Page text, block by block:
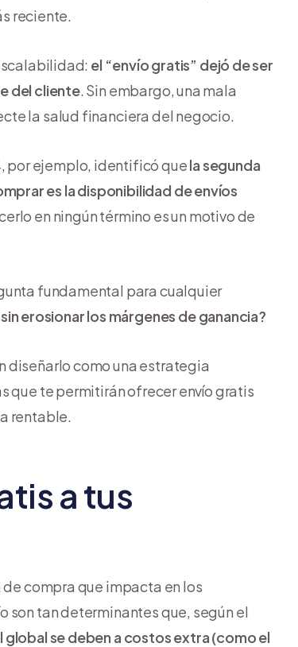
reciente.
el “envío gratis” dejó de ser
del cliente. Sin embargo, una mala
la salud financiera del negocio.
por ejemplo, identificó quela segunda
es la disponibilidad de envíos
en ningún término es un motivo de
fundamental para cualquier
erosionar los márgenes de ganancia?
diseñarlo como una estrategia
que te permitirán ofrecer envío gratis
rentable.
a tus
compra que impacta en los
son tan determinantes que, según el
se deben a costos extra (como el